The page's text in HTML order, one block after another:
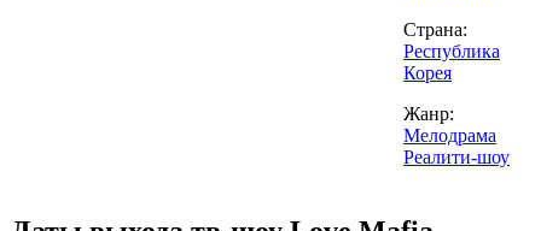
Страна:
Республика
Корея
Жанр:
Мелодрама
Реалити-шоу